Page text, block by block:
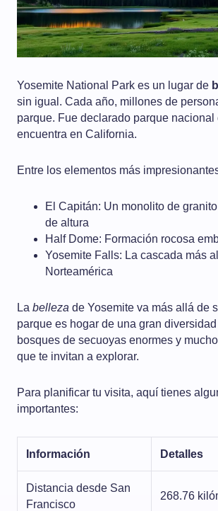
Yosemite National Park es un lugar de
sin igual. Cada año, millones de
parque. Fue declarado parque nacional
encuentra en California.
Entre los elementos más
El Capitán: Un monolito de
de altura
Half Dome: Formación rocosa
Yosemite Falls: La cascada más
Norteamérica
La belleza de Yosemite va más allá de
parque es hogar de una gran
bosques de secuoyas enormes y
que te invitan a explorar.
Para planificar tu visita, aquí tienes
importantes:
Información Detalles
Distancia desde San
Francisco
268.76